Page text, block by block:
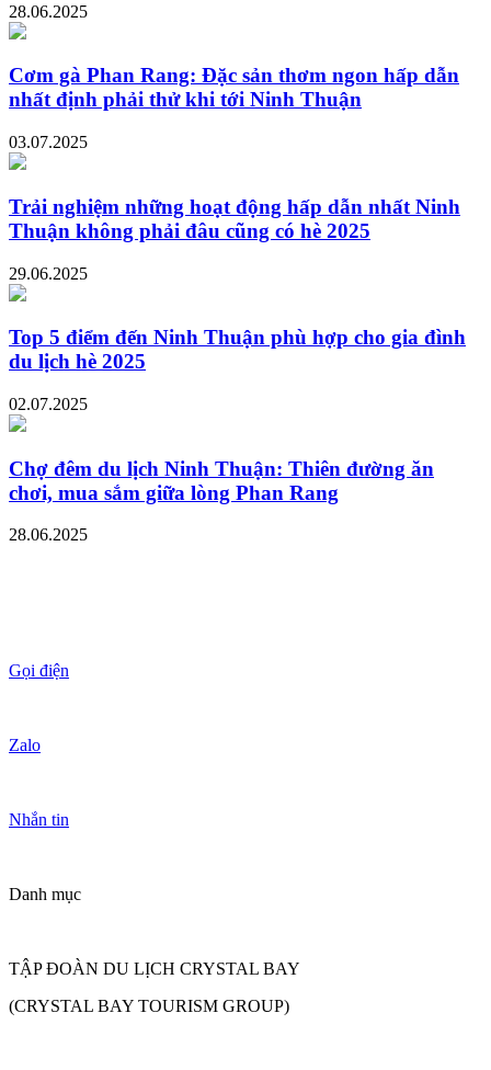
28.06.2025
Cơm gà Phan Rang: Đặc sản thơm ngon hấp dẫn
nhất định phải thử khi tới Ninh Thuận
03.07.2025
Trải nghiệm những hoạt động hấp dẫn nhất Ninh
Thuận không phải đâu cũng có hè 2025
29.06.2025
Top 5 điểm đến Ninh Thuận phù hợp cho gia đình
du lịch hè 2025
02.07.2025
Chợ đêm du lịch Ninh Thuận: Thiên đường ăn
chơi, mua sắm giữa lòng Phan Rang
28.06.2025
Gọi điện
Zalo
Nhắn tin
Danh mục
TẬP ĐOÀN DU LỊCH CRYSTAL BAY
(CRYSTAL BAY TOURISM GROUP)